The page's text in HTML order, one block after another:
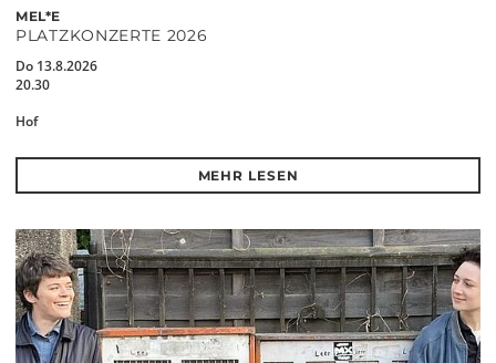
MEL*E
PLATZKONZERTE 2026
Do 13.8.2026
20.30
Hof
MEHR LESEN